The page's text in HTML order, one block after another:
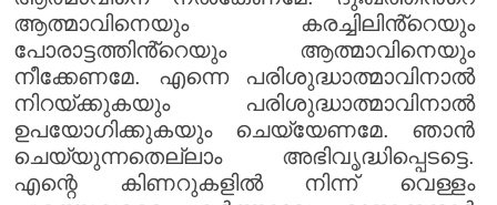
ആത്മാവിനെയും കരച്ചിലിൻ്റെയും
പോരാട്ടത്തിൻ്റെയും ആത്മാവിനെയും
നീക്കേണമേ. എന്നെ പരിശുദ്ധാത്മാവിനാൽ
നിറയ്ക്കുകയും പരിശുദ്ധാത്മാവിനാൽ
ഉപയോഗിക്കുകയും ചെയ്യേണമേ. ഞാൻ
ചെയ്യുന്നതെല്ലാം അഭിവൃദ്ധിപ്പെടട്ടെ.
എന്റെ കിണറുകളിൽ നിന്ന് വെള്ളം